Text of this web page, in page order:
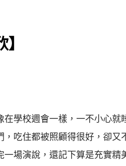
學校週會一樣，一不小心
吃住都被照顧得很好，卻
場演說，還記下算是充實